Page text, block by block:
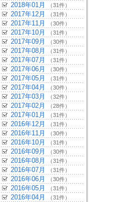
2018年01月 （31件）
2017年12月 （31件）
2017年11月 （30件）
2017年10月 （31件）
2017年09月 （30件）
2017年08月 （31件）
2017年07月 （31件）
2017年06月 （30件）
2017年05月 （31件）
2017年04月 （30件）
2017年03月 （32件）
2017年02月 （28件）
2017年01月 （31件）
2016年12月 （31件）
2016年11月 （30件）
2016年10月 （31件）
2016年09月 （30件）
2016年08月 （31件）
2016年07月 （31件）
2016年06月 （30件）
2016年05月 （31件）
2016年04月 （31件）